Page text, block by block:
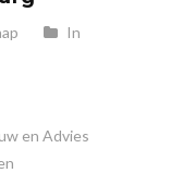
In
en Advies